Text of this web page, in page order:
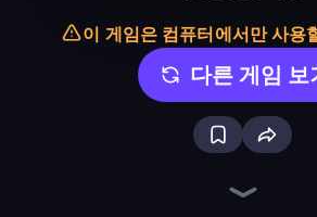
이 게임은 컴퓨터에서만 사용
다른 게임 보